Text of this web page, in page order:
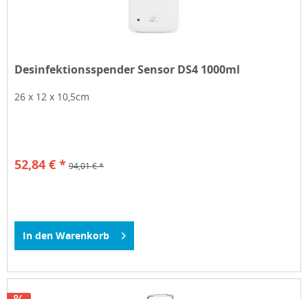
Desinfektionsspender Sensor DS4 1000ml
26 x 12 x 10,5cm
52,84 € * 94,01 € *
In den Warenkorb